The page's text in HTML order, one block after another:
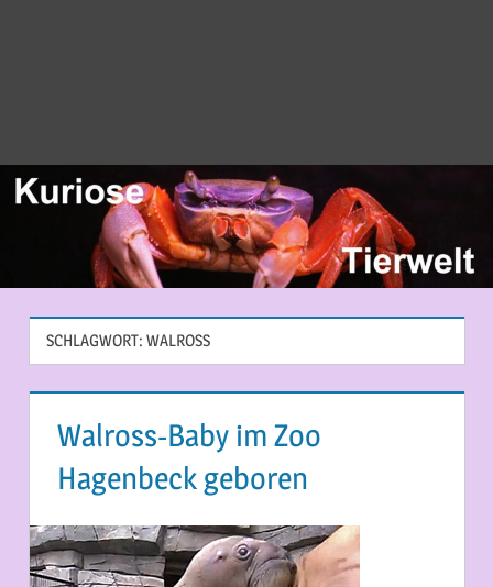
SCHLAGWORT: WALROSS
Walross-Baby im Zoo
Hagenbeck geboren